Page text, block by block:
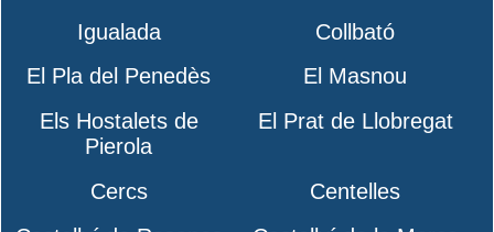
Igualada
Collbató
El Pla del Penedès
El Masnou
Els Hostalets de
Pierola
El Prat de Llobregat
Cercs
Centelles